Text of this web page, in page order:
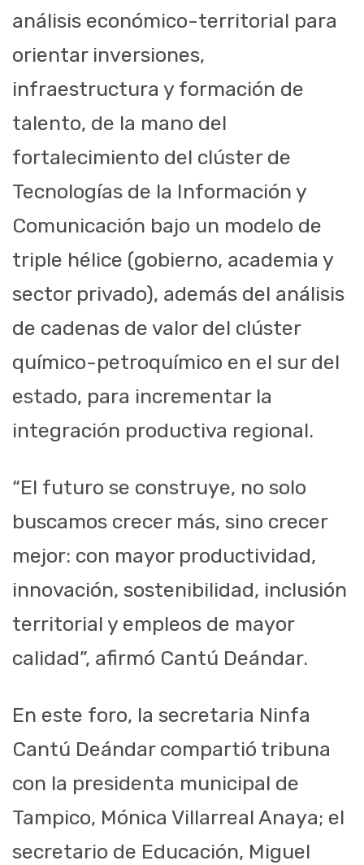
análisis económico-territorial para
orientar inversiones,
infraestructura y formación de
talento, de la mano del
fortalecimiento del clúster de
Tecnologías de la Información y
Comunicación bajo un modelo de
triple hélice (gobierno, academia y
sector privado), además del análisis
de cadenas de valor del clúster
químico-petroquímico en el sur del
estado, para incrementar la
integración productiva regional.
“El futuro se construye, no solo
buscamos crecer más, sino crecer
mejor: con mayor productividad,
innovación, sostenibilidad, inclusión
territorial y empleos de mayor
calidad”, afirmó Cantú Deándar.
En este foro, la secretaria Ninfa
Cantú Deándar compartió tribuna
con la presidenta municipal de
Tampico, Mónica Villarreal Anaya; el
secretario de Educación, Miguel